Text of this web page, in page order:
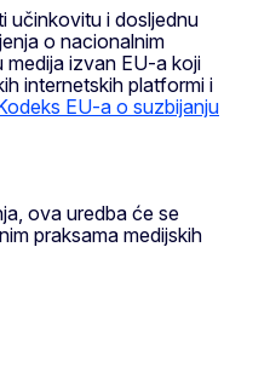
učinkovitu i dosljednu
o nacionalnim
medija izvan EU-a koji
internetskih platformi i
EU-a o suzbijanju
ova uredba će se
praksama medijskih